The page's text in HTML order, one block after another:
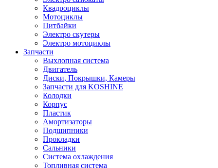
Квадроциклы
Мотоциклы
Питбайки
Электро скутеры
Электро мотоциклы
Запчасти
Выхлопная система
Двигатель
Диски, Покрышки, Камеры
Запчасти для KOSHINE
Колодки
Корпус
Пластик
Амортизаторы
Подшипники
Прокладки
Сальники
Система охлаждения
Топливная система